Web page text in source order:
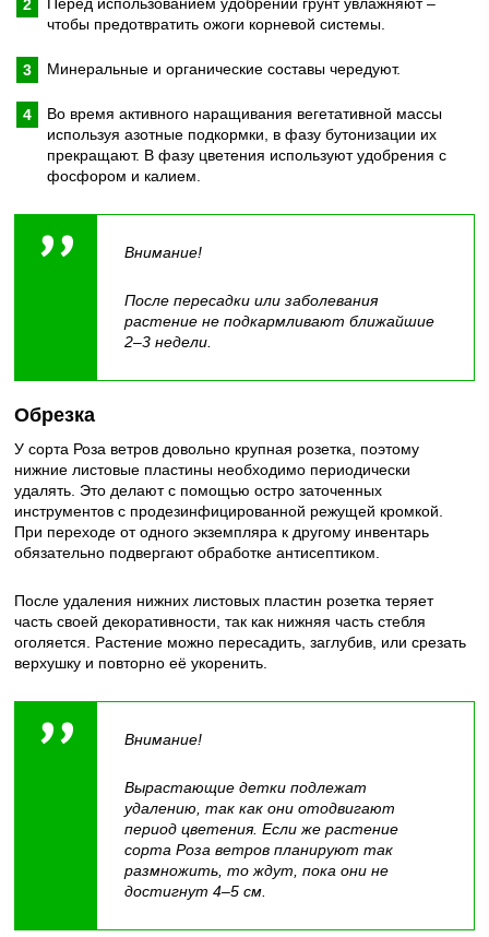
чтобы предотвратить ожоги корневой системы.
Минеральные и органические составы чередуют.
Во время активного наращивания вегетативной массы
используя азотные подкормки, в фазу бутонизации их
прекращают. В фазу цветения используют удобрения с
фосфором и калием.
Внимание!
После пересадки или заболевания
растение не подкармливают ближайшие
2–3 недели.
Обрезка
У сорта Роза ветров довольно крупная розетка, поэтому
нижние листовые пластины необходимо периодически
удалять. Это делают с помощью остро заточенных
инструментов с продезинфицированной режущей кромкой.
При переходе от одного экземпляра к другому инвентарь
обязательно подвергают обработке антисептиком.
После удаления нижних листовых пластин розетка теряет
часть своей декоративности, так как нижняя часть стебля
оголяется. Растение можно пересадить, заглубив, или срезать
верхушку и повторно её укоренить.
Внимание!
Вырастающие детки подлежат
удалению, так как они отодвигают
период цветения. Если же растение
сорта Роза ветров планируют так
размножить, то ждут, пока они не
достигнут 4–5 см.